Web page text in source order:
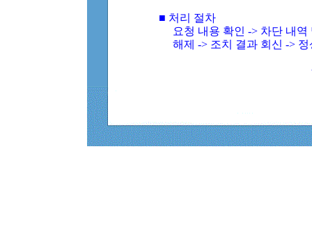
■ 처리 절차
요청 내용 확인 -> 차단 내
해제 -> 조치 결과 회신 ->